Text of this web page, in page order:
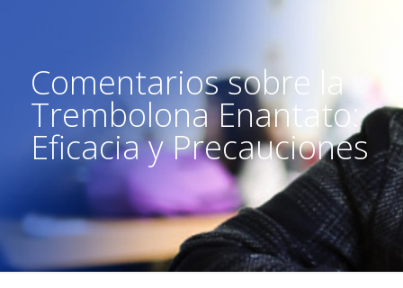
Comentarios sobre la
Trembolona Enantato:
Eficacia y Precauciones